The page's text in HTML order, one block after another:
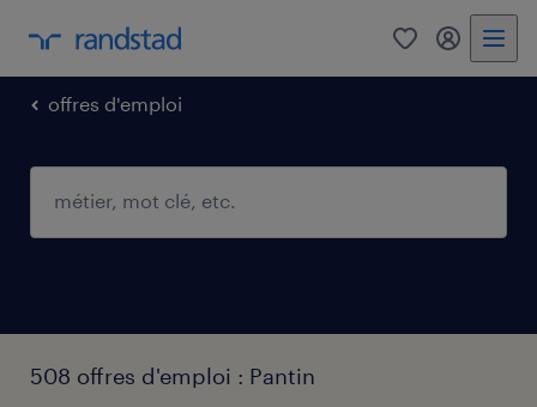
0 mon
offres d'emploi
508 offres d'emploi : Pantin